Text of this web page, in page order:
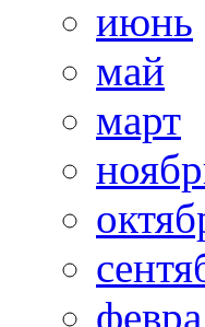
июнь
май
март